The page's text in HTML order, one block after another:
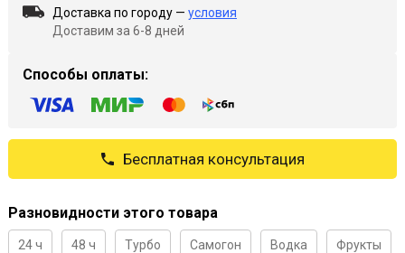
Доставка по городу — условия
Доставим за 6-8 дней
Способы оплаты:
Бесплатная консультация
Разновидности этого товара
24 ч 48 ч Турбо Самогон Водка Фрукты